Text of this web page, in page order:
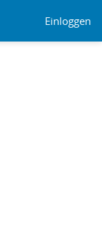
Einloggen